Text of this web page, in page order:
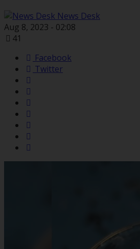
News Desk
Aug 8, 2023 - 02:08
41
Facebook
Twitter